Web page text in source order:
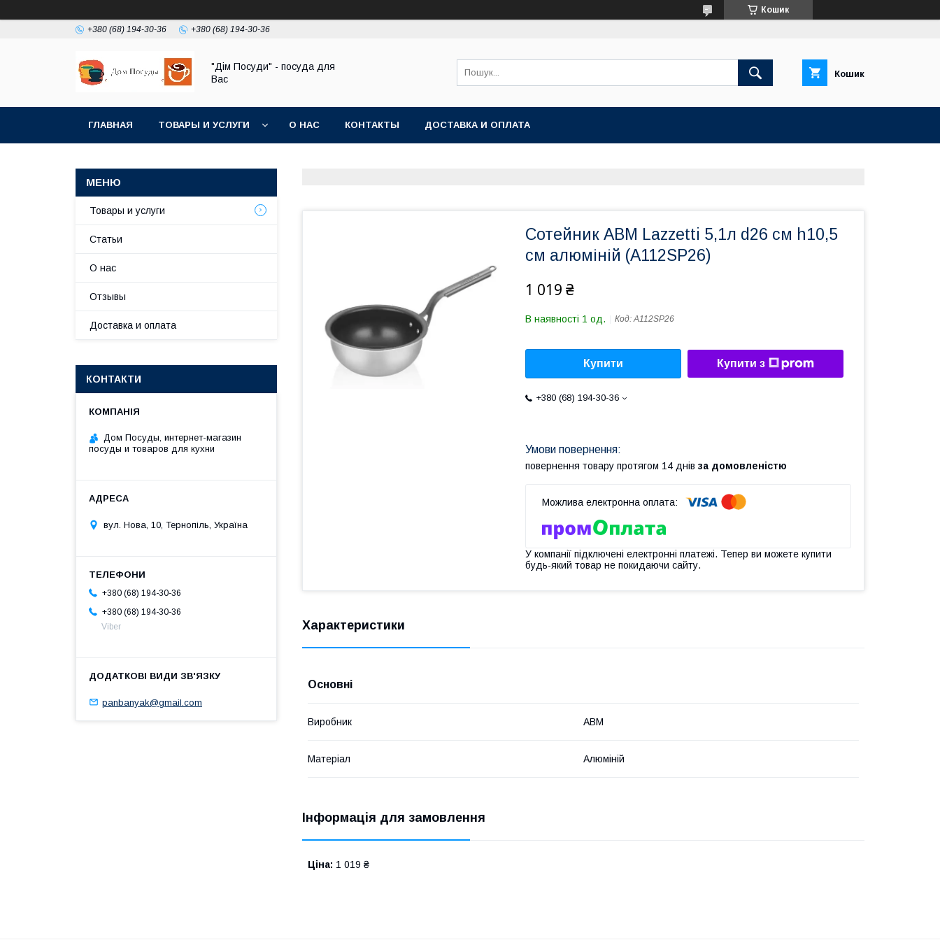
Кошик
+380 (68) 194-30-36 +380 (68) 194-30-36
"Дім Посуди" - посуда для
Вас
Кошик
ГЛАВНАЯ ТОВАРЫ И УСЛУГИ О НАС КОНТАКТЫ ДОСТАВКА И ОПЛАТА
Сотейник ABM Lazzetti 5,1л d26 см h10,5
см алюміній (A112SP26)
1 019 ₴
В наявності 1 од. Код:A112SP26
Купити Купити з
+380 (68) 194-30-36
повернення товару протягом 14 днів за домовленістю
У компанії підключені електронні платежі. Тепер ви можете купити
будь-який товар не покидаючи сайту.
Характеристики
Основні
Виробник ABM
Матеріал Алюміній
Інформація для замовлення
Ціна: 1 019 ₴
Товары и услуги
Статьи
О нас
Отзывы
Доставка и оплата
КОНТАКТИ
Дом Посуды, интернет-магазин
посуды и товаров для кухни
вул. Нова, 10, Тернопіль, Україна
+380 (68) 194-30-36
+380 (68) 194-30-36
Viber
panbanyak@gmail.com